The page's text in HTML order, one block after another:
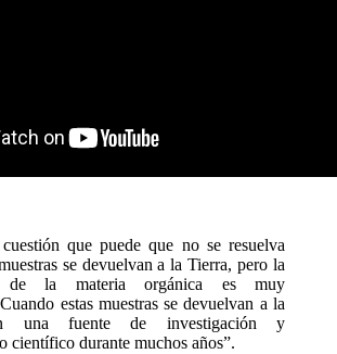
que puede que no se resuelva
se devuelvan a la Tierra, pero la
de la materia orgánica es muy
estas muestras se devuelvan a la
una fuente de investigación y
científico durante muchos años”.